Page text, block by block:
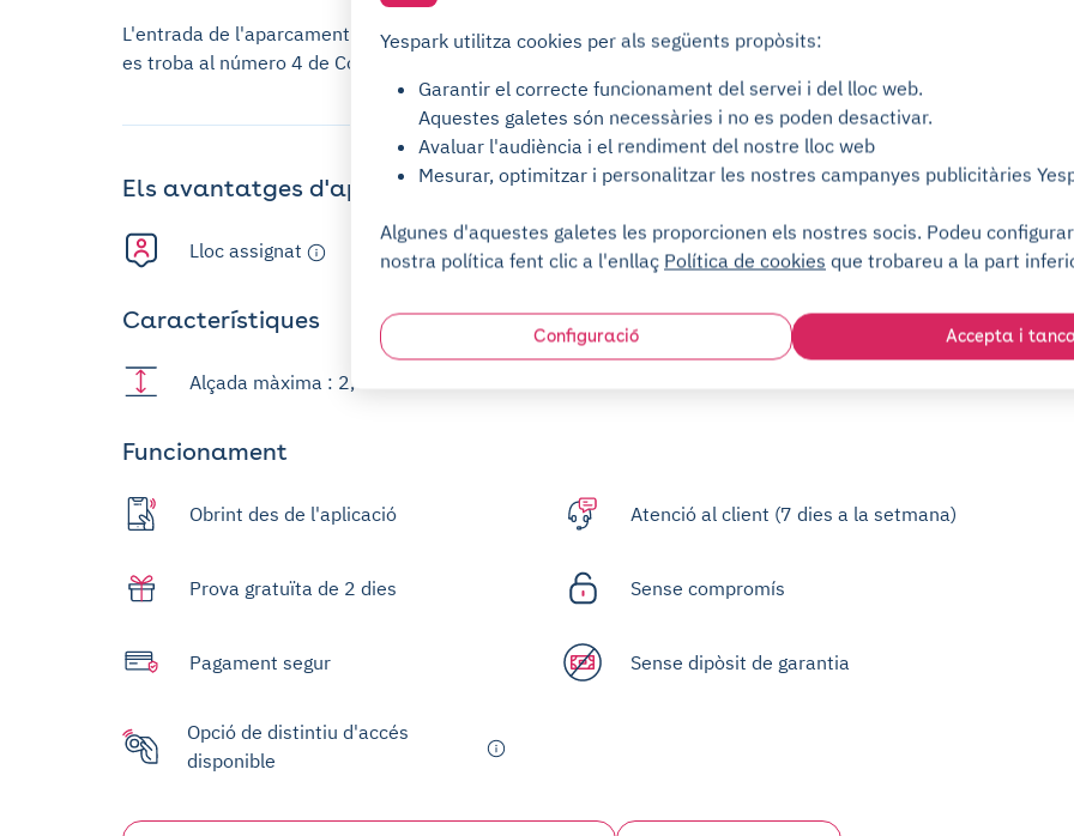
L'entrada de l'aparcament es troba al número 6 de Cours Saint-Vincent. L'entrada per a vianants
es troba al número 4 de Cours Saint-Vincent.
Els avantatges d'aparcar
Lloc assignat Aparcament subterrani
Característiques
Alçada màxima : 2,05m
Funcionament
Obrint des de l'aplicació Atenció al client (7 dies a la setmana)
Prova gratuïta de 2 dies Sense compromís
Pagament segur Sense dipòsit de garantia
Opció de distintiu d'accés
disponible
Yespark utilitza cookies per als següents propòsits:
Garantir el correcte funcionament del servei i del lloc web.
Aquestes galetes són necessàries i no es poden desactivar.
Avaluar l'audiència i el rendiment del nostre lloc web
Mesurar, optimitzar i personalitzar les nostres campanyes publicitàries
Algunes d'aquestes galetes les proporcionen els nostres socis. Podeu
nostra política fent clic a l'enllaç Política de cookies que trobareu a la part
Configuració Accepta i